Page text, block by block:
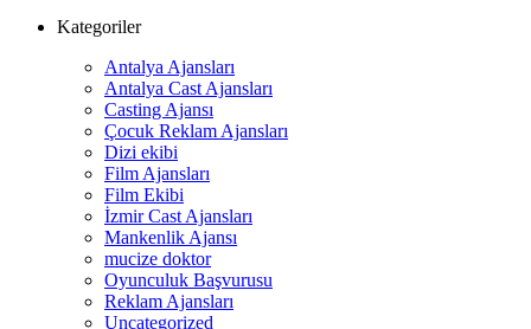
Kategoriler
Antalya Ajansları
Antalya Cast Ajansları
Casting Ajansı
Çocuk Reklam Ajansları
Dizi ekibi
Film Ajansları
Film Ekibi
İzmir Cast Ajansları
Mankenlik Ajansı
mucize doktor
Oyunculuk Başvurusu
Reklam Ajansları
Uncategorized